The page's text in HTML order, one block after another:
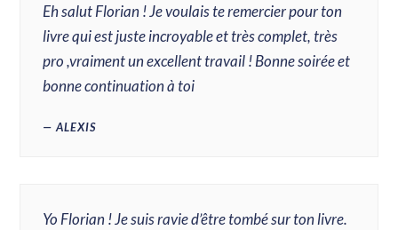
Eh salut Florian ! Je voulais te remercier pour ton
livre qui est juste incroyable et très complet, très
pro ,vraiment un excellent travail ! Bonne soirée et
bonne continuation à toi
ALEXIS
Yo Florian ! Je suis ravie d’être tombé sur ton livre.